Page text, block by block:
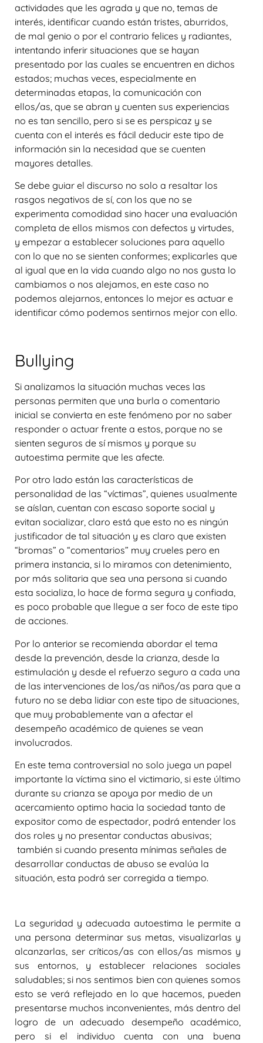
actividades que les agrada y que no, temas de
interés, identificar cuando están tristes, aburridos,
de mal genio o por el contrario felices y radiantes,
intentando inferir situaciones que se hayan
presentado por las cuales se encuentren en dichos
estados; muchas veces, especialmente en
determinadas etapas, la comunicación con
ellos/as, que se abran y cuenten sus experiencias
no es tan sencillo, pero si se es perspicaz y se
cuenta con el interés es fácil deducir este tipo de
información sin la necesidad que se cuenten
mayores detalles.
Se debe guiar el discurso no solo a resaltar los
rasgos negativos de sí, con los que no se
experimenta comodidad sino hacer una evaluación
completa de ellos mismos con defectos y virtudes,
y empezar a establecer soluciones para aquello
con lo que no se sienten conformes; explicarles que
al igual que en la vida cuando algo no nos gusta lo
cambiamos o nos alejamos, en este caso no
podemos alejarnos, entonces lo mejor es actuar e
identificar cómo podemos sentirnos mejor con ello.
Bullying
Si analizamos la situación muchas veces las
personas permiten que una burla o comentario
inicial se convierta en este fenómeno por no saber
responder o actuar frente a estos, porque no se
sienten seguros de sí mismos y porque su
autoestima permite que les afecte.
Por otro lado están las características de
personalidad de las “víctimas”, quienes usualmente
se aíslan, cuentan con escaso soporte social y
evitan socializar, claro está que esto no es ningún
justificador de tal situación y es claro que existen
“bromas” o “comentarios” muy crueles pero en
primera instancia, si lo miramos con detenimiento,
por más solitaria que sea una persona si cuando
esta socializa, lo hace de forma segura y confiada,
es poco probable que llegue a ser foco de este tipo
de acciones.
Por lo anterior se recomienda abordar el tema
desde la prevención, desde la crianza, desde la
estimulación y desde el refuerzo seguro a cada una
de las intervenciones de los/as niños/as para que a
futuro no se deba lidiar con este tipo de situaciones,
que muy probablemente van a afectar el
desempeño académico de quienes se vean
involucrados.
En este tema controversial no solo juega un papel
importante la víctima sino el victimario, si este último
durante su crianza se apoya por medio de un
acercamiento optimo hacia la sociedad tanto de
expositor como de espectador, podrá entender los
dos roles y no presentar conductas abusivas;
también si cuando presenta mínimas señales de
desarrollar conductas de abuso se evalúa la
situación, esta podrá ser corregida a tiempo.
La seguridad y adecuada autoestima le permite a
una persona determinar sus metas, visualizarlas y
alcanzarlas, ser críticos/as con ellos/as mismos y
sus entornos, y establecer relaciones sociales
saludables; si nos sentimos bien con quienes somos
esto se verá reflejado en lo que hacemos, pueden
presentarse muchos inconvenientes, más dentro del
logro de un adecuado desempeño académico,
pero si el individuo cuenta con una buena